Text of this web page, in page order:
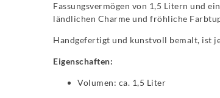
Fassungsvermögen von 1,5 Litern und
ländlichen Charme und fröhliche
Handgefertigt und kunstvoll bemalt, ist
Eigenschaften:
Volumen: ca. 1,5 Liter